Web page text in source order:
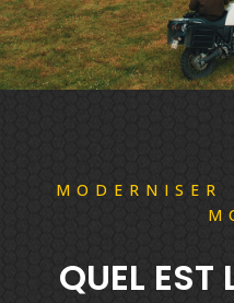
MODERNISER
QUEL EST